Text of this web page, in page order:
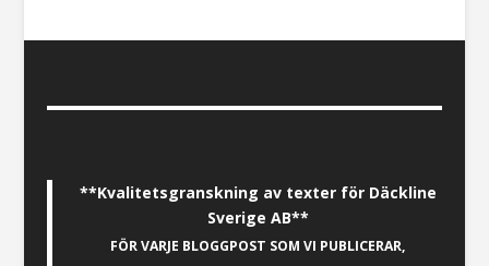
**Kvalitetsgranskning av texter för Däckline
Sverige AB**
FÖR VARJE BLOGGPOST SOM VI PUBLICERAR,